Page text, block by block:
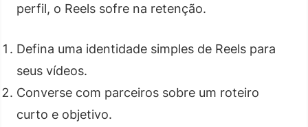
perfil, o Reels sofre na retenção.
Defina uma identidade simples de Reels para
seus vídeos.
Converse com parceiros sobre um roteiro
curto e objetivo.